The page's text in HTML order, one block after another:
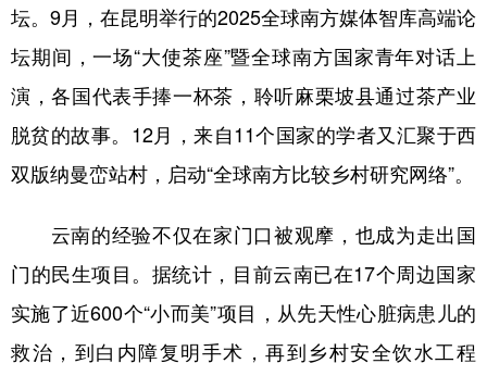
坛。9月，在昆明举行的2025全球南方媒体智库高端论
坛期间，一场“大使茶座”暨全球南方国家青年对话上
演，各国代表手捧一杯茶，聆听麻栗坡县通过茶产业
脱贫的故事。12月，来自11个国家的学者又汇聚于西
双版纳曼峦站村，启动“全球南方比较乡村研究网络”。
云南的经验不仅在家门口被观摩，也成为走出国
门的民生项目。据统计，目前云南已在17个周边国家
实施了近600个“小而美”项目，从先天性心脏病患儿的
救治，到白内障复明手术，再到乡村安全饮水工程